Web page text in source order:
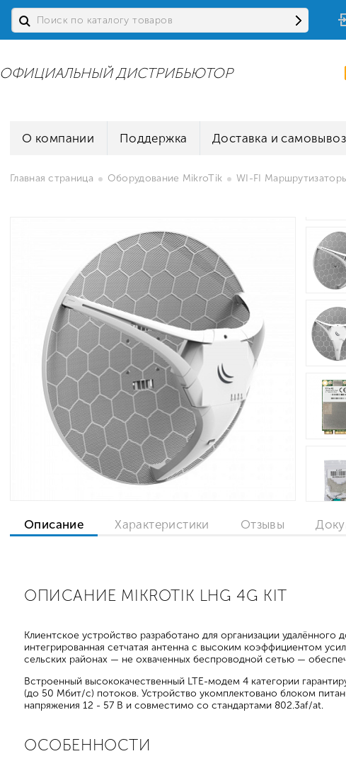
ОФИЦИАЛЬНЫЙ ДИСТРИБЬЮТОР
О компании Поддержка Доставка и самовывоз
Главная страница Оборудование MikroTik WI-FI
Описание Характеристики Отзывы
ОПИСАНИЕ MIKROTIK LHG 4G KIT
Клиентское устройство разработано для организации
интегрированная сетчатая антенна с высоким коэффициентом
сельских районах — не охваченных беспроводной сетью —
Встроенный высококачественный LTE-модем 4 категории
(до 50 Мбит/с) потоков. Устройство укомплектовано блоком
напряжения 12 - 57 В и совместимо со стандартами 802.3af/at.
ОСОБЕННОСТИ